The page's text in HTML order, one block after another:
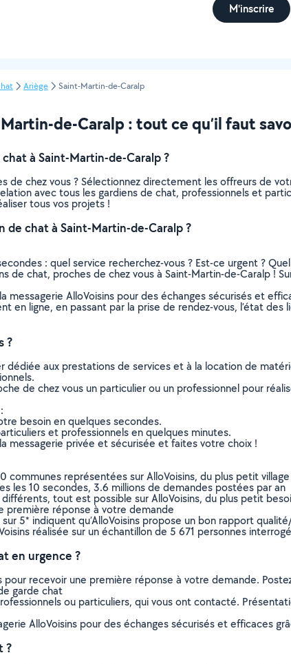
M'inscrire
Ariège Saint-Martin-de-Caralp
de-Caralp : tout ce qu’il faut
à Saint-Martin-de-Caralp ?
de chez vous ? Sélectionnez directement les offreurs de
avec tous les gardiens de chat, professionnels et
tous vos projets !
de chat à Saint-Martin-de-Caralp ?
: quel service recherchez-vous ? Est-ce urgent ?
de chat, proches de chez vous à Saint-Martin-de-Caralp !
messagerie AlloVoisins pour des échanges sécurisés et
en ligne, en passant par la prise de rendez-vous, l’état
?
dédiée aux prestations de services et à la location de
de chez vous un particulier ou un professionnel pour
besoin en quelques secondes.
et professionnels en quelques minutes.
messagerie privée et sécurisée et faites votre choix !
communes représentées sur AlloVoisins, du plus petit
les 10 secondes, 3.6 millions de demandes postées par an
tout est possible sur AlloVoisins, du plus petit
première réponse à votre demande
5* indiquent qu’AlloVoisins propose un bon rapport
réalisée sur un échantillon de 5 671 personnes
en urgence ?
pour recevoir une première réponse à votre demande.
garde chat
ou particuliers, qui vous ont contacté.
AlloVoisins pour des échanges sécurisés et efficaces
?